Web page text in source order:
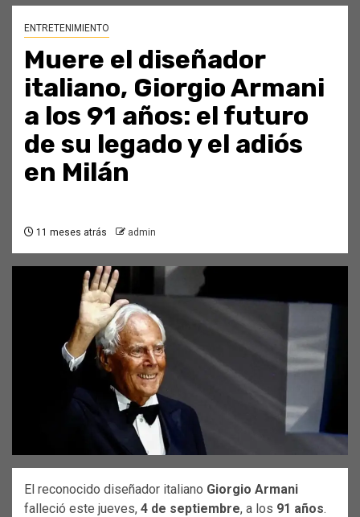
ENTRETENIMIENTO
Muere el diseñador
italiano, Giorgio Armani
a los 91 años: el futuro
de su legado y el adiós
en Milán
11 meses atrás admin
El reconocido diseñador italiano Giorgio Armani
falleció este jueves, 4 de septiembre, a los 91 años.